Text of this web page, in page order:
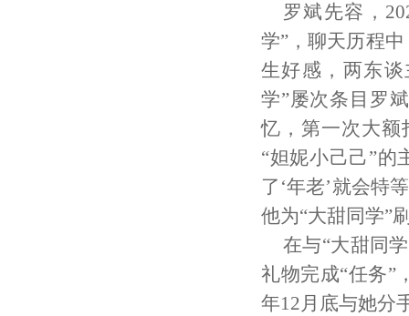
罗斌先容，
学”，聊天历程
生好感，两东
学”屡次条目罗
忆，第一次大额
“妲妮小己己”的
了‘年老’就会特
他为“大甜同学”
在与“大甜同
礼物完成“任务”
年12月底与她分